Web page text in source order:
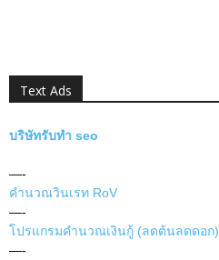
Text Ads
บริษัทรับทำ seo
—-
คำนวณวินเรท RoV
—-
โปรแกรมคำนวณเงินกู้ (ลดต้นลดดอก)
—-